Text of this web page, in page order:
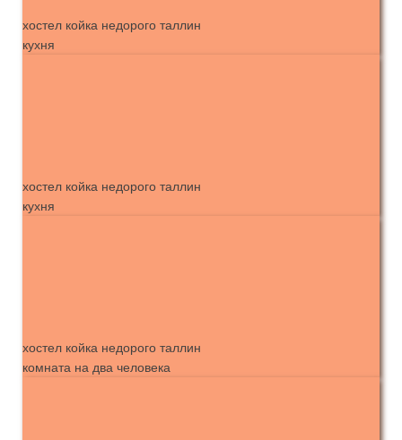
хостел койка недорого таллин
кухня
хостел койка недорого таллин
кухня
хостел койка недорого таллин
комната на два человека